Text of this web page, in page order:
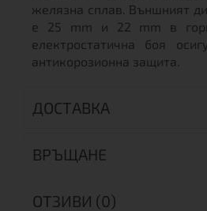
желязна сплав. Външният
е 25 mm и 22 mm в
електростатична боя
антикорозионна защита.
ДОСТАВКА
ВРЪЩАНЕ
ОТЗИВИ (0)